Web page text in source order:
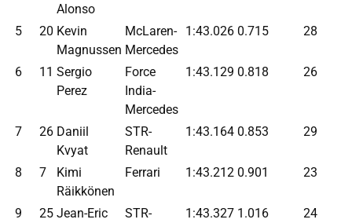
Alonso
5 20 Kevin
Magnussen
McLaren-
Mercedes
1:43.026 0.715 28
6 11 Sergio
Perez
Force
India-
Mercedes
1:43.129 0.818 26
7 26 Daniil
Kvyat
STR-
Renault
1:43.164 0.853 29
8 7
Kimi
Räikkönen
Ferrari 1:43.212 0.901 23
9 25 Jean-Eric
STR-
1:43.327 1.016 24